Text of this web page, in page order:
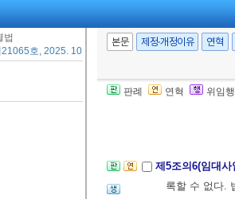
법
호, 2025. 10. 1., 타법개정]
본문 제정·개정이유 연혁
판례 연혁 위임
⑥ 조합가입신
⑦ 제1항에 따
[본조신설
제5조의6(임대
록할 수 없다.